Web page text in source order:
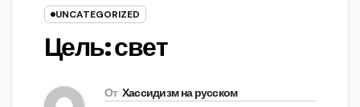
UNCATEGORIZED
Цель: свет
От Хассидизм на русском